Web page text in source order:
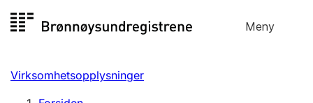
til
Meny
Registersøk
Aksjeselskap
Virksomhetsopplysninger